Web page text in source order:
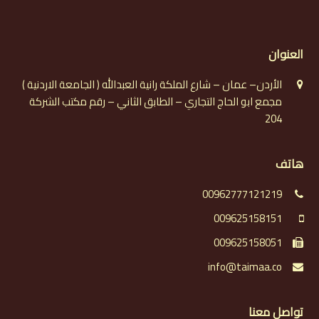
العنوان
الأردن– عمان – شارع الملكة رانية العبدالله ( الجامعة الاردنية )
مجمع ابو الحاج التجاري – الطابق الثاني – رقم مكتب الشركة
204
هاتف
00962777121219
009625158151
009625158051
info@taimaa.co
تواصل معنا